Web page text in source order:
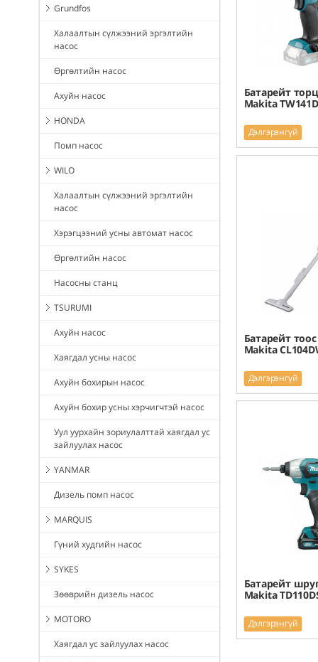
Grundfos
Халаалтын сүлжээний эргэлтийн
насос
Өргөлтийн насос
Ахуйн насос
HONDA
Помп насос
WILO
Халаалтын сүлжээний эргэлтийн
насос
Хэрэгцээний усны автомат насос
Өргөлтийн насос
Насосны станц
TSURUMI
Ахуйн насос
Хаягдал усны насос
Ахуйн бохирын насос
Ахуйн бохир усны хэрчигчтэй насос
Уул уурхайн зориулалттай хаягдал ус
зайлуулах насос
YANMAR
Дизель помп насос
MARQUIS
Гүний худгийн насос
SYKES
Зөөврийн дизель насос
MOTORO
Хаягдал ус зайлуулах насос
Батарейт
Makita
Дэлгэрэнгүй
Батарейт
Makita
Дэлгэрэнгүй
Батарейт
Makita
Дэлгэрэнгүй